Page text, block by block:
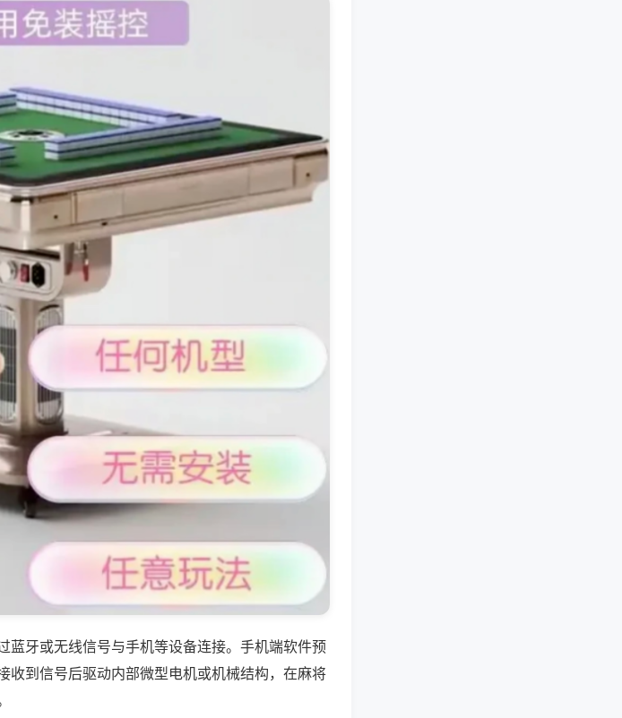
蓝牙或无线信号与手机等设备连接。手机端软件预
收到信号后驱动内部微型电机或机械结构，在麻将